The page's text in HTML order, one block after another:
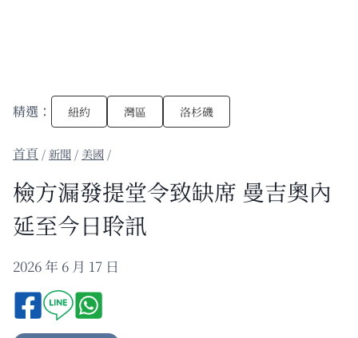
精選： 紐約 灣區 洛杉磯
/新聞 / 美國 /
檢方漏發提堂令致缺席 曼吉奧內
延至今日聆訊
2026 年 6 月 17 日